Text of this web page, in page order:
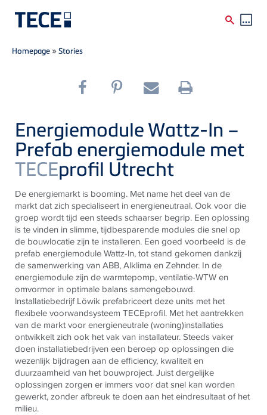
Skip to main content
Breadcrumb
Homepage »Stories
Energiemodule Wattz-In –
Prefab energiemodule met
TECEprofil Utrecht
De energiemarkt is booming. Met name het deel van de
markt dat zich specialiseert in energieneutraal. Ook voor die
groep wordt tijd een steeds schaarser begrip. Een oplossing
is te vinden in slimme, tijdbesparende modules die snel op
de bouwlocatie zijn te installeren. Een goed voorbeeld is de
prefab energiemodule Wattz-ln, tot stand gekomen dankzij
de samenwerking van ABB, Alklima en Zehnder. In de
energiemodule zijn de warmtepomp, ventilatie-WTW en
omvormer in optimale balans samengebouwd.
lnstallatiebedrijf Löwik prefabriceert deze units met het
flexibele voorwandsysteem TECEprofil. Met het aantrekken
van de markt voor energieneutrale (woning)installaties
ontwikkelt zich ook het vak van installateur. Steeds vaker
doen installatiebedrijven een beroep op oplossingen die
wezenlijk bijdragen aan de efficiency, kwaliteit en
duurzaamheid van het bouwproject. Juist dergelijke
oplossingen zorgen er immers voor dat snel kan worden
gewerkt, zonder afbreuk te doen aan het eindresultaat of het
milieu.